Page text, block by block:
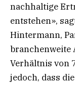
nachhaltige
entstehen»,
Hintermann,
branchenweite
Verhältnis von
jedoch, dass